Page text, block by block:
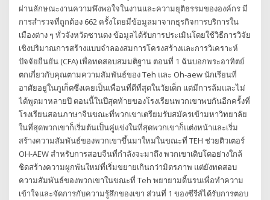
ผ่านลักษณะงานความพึงพอใจในงานและความยุติธรรมขององค์กร มี
การสำรวจที่ถูกต้อง 662 ครั้งโดยมีข้อมูลมาจากธุรกิจการบริการใน
เมืองต่าง ๆ ทั่วจังหวัดซานตง ข้อมูลได้รับการประเมินโดยใช้วิธีการวิจัย
เชิงปริมาณการสร้างแบบจำลองสมการโครงสร้างและการวิเคราะห์
ปัจจัยยืนยัน (CFA) เพื่อทดสอบสมมติฐาน ตอนที่ 1 ฉันบอกพระอาทิตย์
ตกเกี่ยวกับคุณตามความสัมพันธ์ของ Teh และ Oh-aew นักเรียนที่
อาศัยอยู่ในภูเก็ตซึ่งเคยเป็นเพื่อนที่ดีที่สุดในวัยเด็ก แต่มีการล้มและไม่
ได้พูดมาหลายปี ตอนนี้ในปีสุดท้ายของโรงเรียนพวกเขาพบกันอีกครั้งที่
โรงเรียนสอนภาษาจีนขณะที่พวกเขาเตรียมรับสมัครเข้ามหาวิทยาลัย
ในที่สุดพวกเขาก็เริ่มต้นเป็นคู่แข่งในที่สุดพวกเขาก็แต่งหน้าและเริ่ม
สร้างความสัมพันธ์ของพวกเขาขึ้นมาใหม่ในขณะที่ TEH ช่วยติวเตอร์
OH-AEW สำหรับการสอบจีนที่กำลังจะมาถึง พวกเขาเติบโตอย่างใกล้
ชิดสร้างความผูกพันใหม่ที่เริ่มขยายเกินกว่ามิตรภาพ แต่ยังทดสอบ
ความสัมพันธ์ของพวกเขาในขณะที่ Teh พยายามดิ้นรนเพื่อทำความ
เข้าใจและจัดการกับความรู้สึกของเขา ส่วนที่ 1 ของซีรีส์ได้รับการตอบ